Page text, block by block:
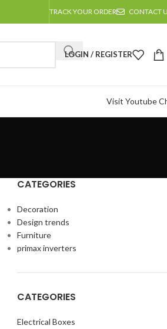
TRACK YOUR ORDER CONTACT
LOGIN / REGISTER
Visit Youtube
CATEGORIES
Decoration
Design trends
Furniture
primax inverters
CATEGORIES
Electrical Boxes